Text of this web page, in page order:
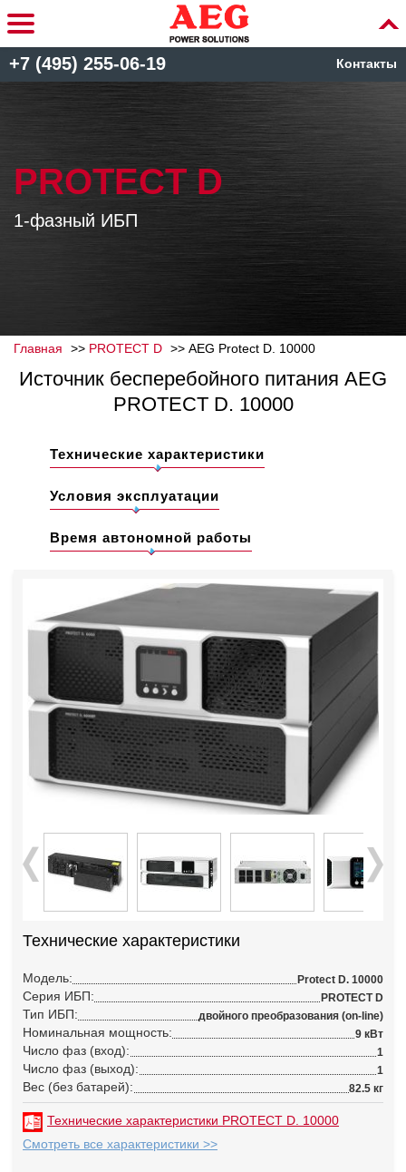
+7 (495) 255-06-19 Контакты
PROTECT D
1-фазный ИБП
Главная PROTECT D AEG Protect D. 10000
Источник бесперебойного питания AEG
PROTECT D. 10000
Технические характеристики
Условия эксплуатации
Время автономной работы
Технические характеристики
Модель: Protect D. 10000
Серия ИБП: PROTECT D
Тип ИБП: двойного преобразования (on-line)
Номинальная мощность: 9 кВт
Число фаз (вход): 1
Число фаз (выход): 1
Вес (без батарей): 82.5 кг
Технические характеристики PROTECT D. 10000
Смотреть все характеристики >>